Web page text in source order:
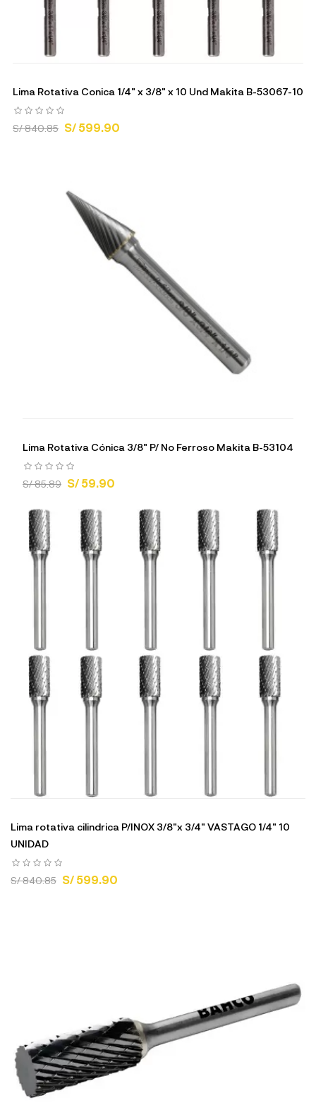
Lima Rotativa Conica 1/4" x 3/8" x 10 Und Makita B-53067-10
S/ 840.85 S/ 599.90
Lima Rotativa Cónica 3/8" P/ No Ferroso Makita B-53104
S/ 85.89 S/ 59.90
Lima rotativa cilindrica P/INOX 3/8"x 3/4" VASTAGO 1/4" 10
UNIDAD
S/ 840.85 S/ 599.90